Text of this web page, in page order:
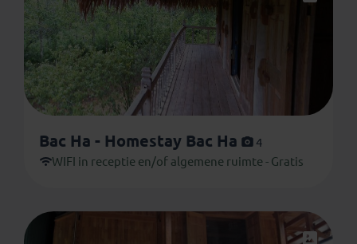
Bac Ha - Homestay Bac Ha
4
WIFI in receptie en/of algemene ruimte - Gratis